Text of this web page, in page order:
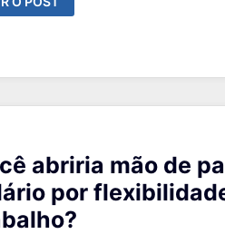
abriria mão de
por